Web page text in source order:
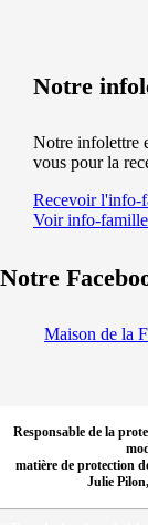
Notre
Notre infolettre
vous pour la
Recevoir l'info-
Voir info-
Notre
Maison de la
Responsable de la
matière de protection
Julie